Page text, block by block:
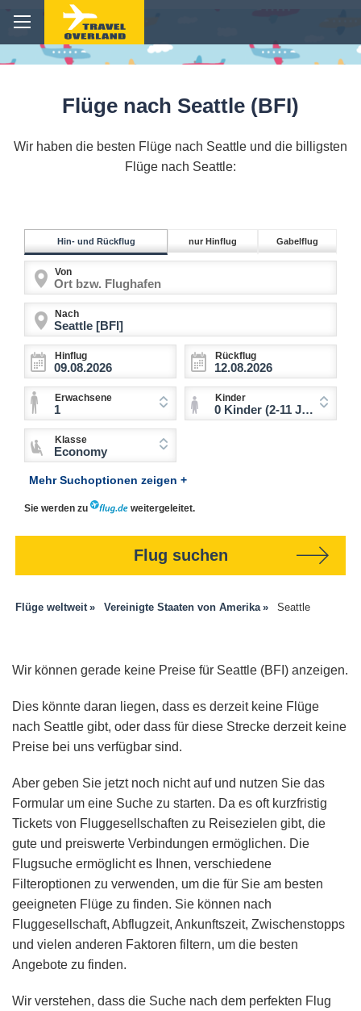
Flüge nach Seattle (BFI)
Wir haben die besten Flüge nach Seattle und die billigsten
Flüge nach Seattle:
Hin- und Rückflug nur Hinflug Gabelflug
Von
Nach
Hinflug Rückflug
Erwachsene
1
Kinder
0 Kinder (2-11 Jahre)
Klasse
Economy
Mehr Suchoptionen zeigen +
Sie werden zu weitergeleitet.
Flug suchen
Flüge weltweit Vereinigte Staaten von Amerika Seattle
Wir können gerade keine Preise für Seattle (BFI) anzeigen.
Dies könnte daran liegen, dass es derzeit keine Flüge
nach Seattle gibt, oder dass für diese Strecke derzeit keine
Preise bei uns verfügbar sind.
Aber geben Sie jetzt noch nicht auf und nutzen Sie das
Formular um eine Suche zu starten. Da es oft kurzfristig
Tickets von Fluggesellschaften zu Reisezielen gibt, die
gute und preiswerte Verbindungen ermöglichen. Die
Flugsuche ermöglicht es Ihnen, verschiedene
Filteroptionen zu verwenden, um die für Sie am besten
geeigneten Flüge zu finden. Sie können nach
Fluggesellschaft, Abflugzeit, Ankunftszeit, Zwischenstopps
und vielen anderen Faktoren filtern, um die besten
Angebote zu finden.
Wir verstehen, dass die Suche nach dem perfekten Flug